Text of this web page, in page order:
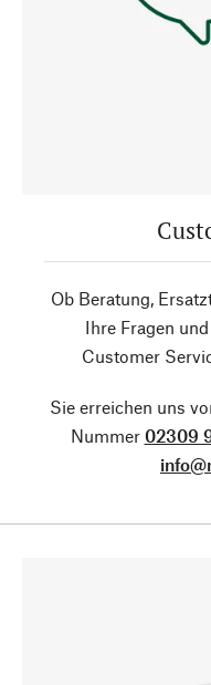
Ob Beratung,
Ihre Fragen
Customer
Sie erreichen uns
Nummer 02309